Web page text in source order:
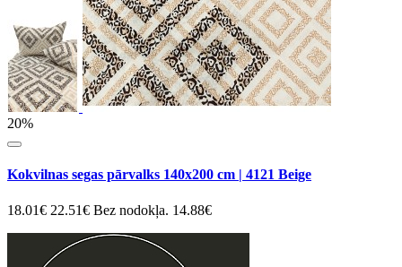
20%
Kokvilnas segas pārvalks 140x200 cm | 4121 Beige
18.01€ 22.51€ Bez nodokļa. 14.88€